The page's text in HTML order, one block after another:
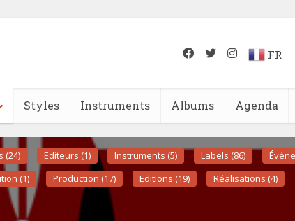
FR
Styles Instruments Albums Agenda
(24) Editeurs (1) Instruments (5) Labels (86)
(1) Production (17) Editions (19) Réalisations (4)